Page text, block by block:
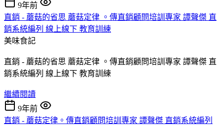
9年前
直銷 - 蘑菇的省思 蘑菇定律 。傳直銷顧問培訓專家 譚聲傑 直
銷系統編列 線上線下 教育訓練
美味食記
直銷 - 蘑菇的省思 蘑菇定律 。傳直銷顧問培訓專家 譚聲傑 直
銷系統編列 線上線下 教育訓練
繼續閱讀
9年前
直銷 - 蘑菇定律。傳直銷顧問培訓專家 譚聲傑 直銷系統編列